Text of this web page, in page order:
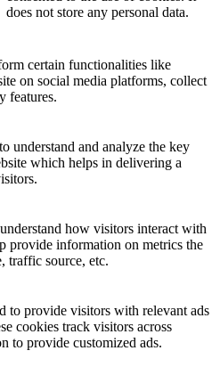
does not store any personal data.
certain functionalities like
on social media platforms, collect
features.
understand and analyze the key
which helps in delivering a
how visitors interact with
provide information on metrics the
traffic source, etc.
to provide visitors with relevant ads
cookies track visitors across
to provide customized ads.